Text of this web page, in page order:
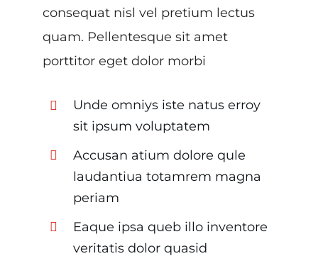
consequat nisl vel pretium lectus
quam. Pellentesque sit amet
porttitor eget dolor morbi
Unde omniys iste natus erroy
sit ipsum voluptatem
Accusan atium dolore qule
laudantiua totamrem magna
periam
Eaque ipsa queb illo inventore
veritatis dolor quasid